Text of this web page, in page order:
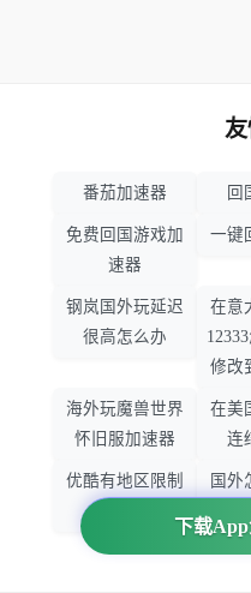
下载App
友
番茄加速器 回
免费回国游戏加
速器
一键
钢岚国外玩延迟
很高怎么办
在意
修改
海外玩魔兽世界
怀旧服加速器
在美
连
优酷有地区限制
国外
精英